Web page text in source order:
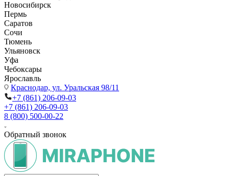
Новосибирск
Пермь
Саратов
Сочи
Тюмень
Ульяновск
Уфа
Чебоксары
Ярославль
Краснодар, ул. Уральская 98/11
+7 (861) 206-09-03
+7 (861) 206-09-03
8 (800) 500-00-22
Обратный звонок